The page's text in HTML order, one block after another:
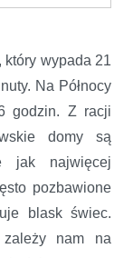
który wypada 21
Na Północy
godzin. Z racji
domy są
jak najwięcej
pozbawione
blask świec.
nam na